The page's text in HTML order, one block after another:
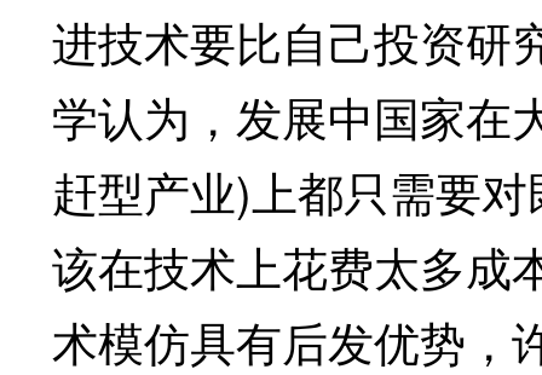
进技术要比自己投资研
学认为，发展中国家在
赶型产业)上都只需要
该在技术上花费太多成
术模仿具有后发优势，